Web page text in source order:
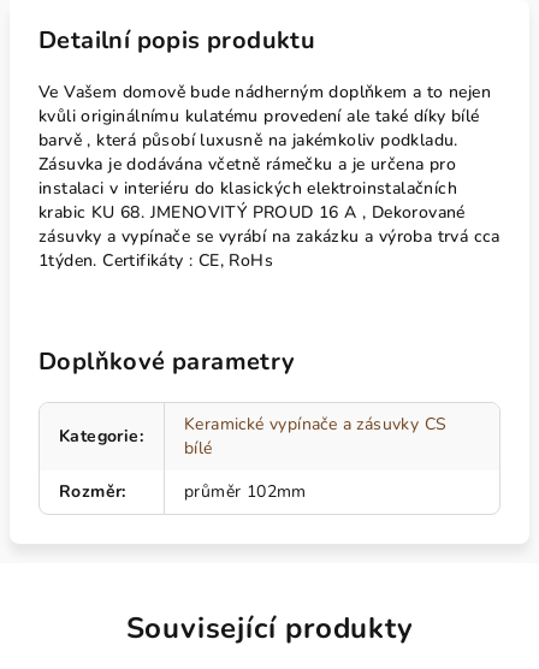
Detailní popis produktu
Ve Vašem domově bude nádherným doplňkem a to nejen
kvůli originálnímu kulatému provedení ale také díky bílé
barvě , která působí luxusně na jakémkoliv podkladu.
Zásuvka je dodávána včetně rámečku a je určena pro
instalaci v interiéru do klasických elektroinstalačních
krabic KU 68. JMENOVITÝ PROUD 16 A , Dekorované
zásuvky a vypínače se vyrábí na zakázku a výroba trvá cca
1týden. Certifikáty : CE, RoHs
Doplňkové parametry
Kategorie:
Keramické vypínače a zásuvky CS
bílé
Rozměr: průměr 102mm
Související produkty